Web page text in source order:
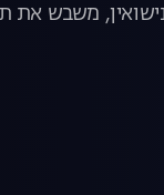
משבש את